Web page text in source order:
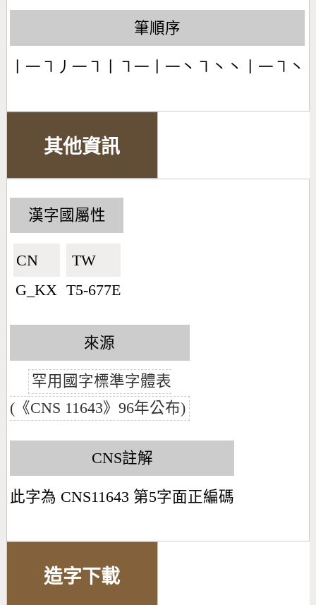
筆順序
丨一㇕丿一㇕丨㇕一丨一丶㇕丶丶丨一㇕丶
其他資訊
漢字國屬性
CN🇨🇳
G_KX
TW🇹🇼
T5-677E
來源
罕用國字標準字體表
(《CNS 11643》96年公布)
CNS註解
此字為 CNS11643 第5字面正編碼
造字下載